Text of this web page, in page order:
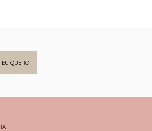
EU QUERO